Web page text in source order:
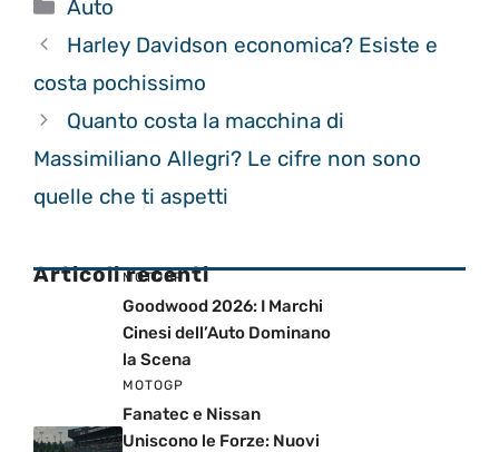
Auto
Harley Davidson economica? Esiste e
costa pochissimo
Quanto costa la macchina di
Massimiliano Allegri? Le cifre non sono
quelle che ti aspetti
Articoli recenti
MOTOGP
Goodwood 2026: I Marchi
Cinesi dell’Auto Dominano
la Scena
MOTOGP
Fanatec e Nissan
Uniscono le Forze: Nuovi